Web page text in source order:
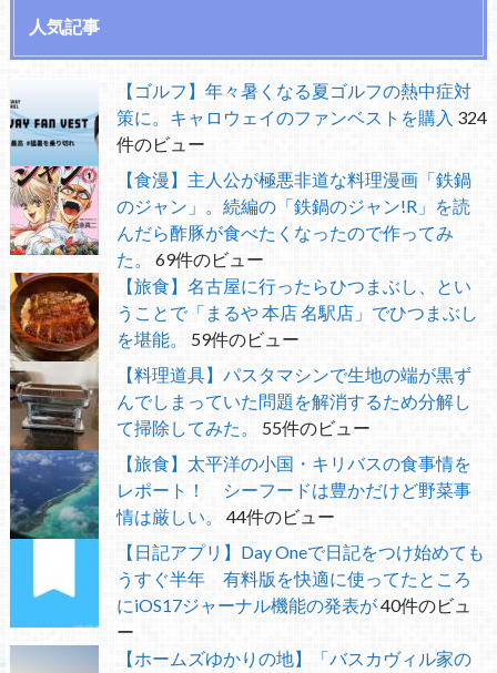
人気記事
【ゴルフ】年々暑くなる夏ゴルフの熱中症対
策に。キャロウェイのファンベストを購入 324
件のビュー
【食漫】主人公が極悪非道な料理漫画「鉄鍋
のジャン」。続編の「鉄鍋のジャン!R」を読
んだら酢豚が食べたくなったので作ってみ
た。
69件のビュー
【旅食】名古屋に行ったらひつまぶし、とい
うことで「まるや 本店 名駅店」でひつまぶし
を堪能。
59件のビュー
【料理道具】パスタマシンで生地の端が黒ず
んでしまっていた問題を解消するため分解し
て掃除してみた。
55件のビュー
【旅食】太平洋の小国・キリバスの食事情を
レポート！ シーフードは豊かだけど野菜事
情は厳しい。
44件のビュー
【日記アプリ】Day Oneで日記をつけ始めても
うすぐ半年 有料版を快適に使ってたところ
にiOS17ジャーナル機能の発表が40件のビュ
ー
【ホームズゆかりの地】「バスカヴィル家の